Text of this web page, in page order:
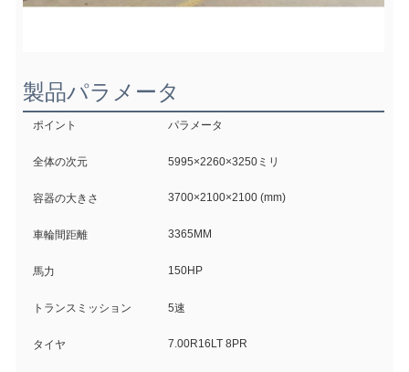
製品パラメータ
ポイント パラメータ
全体の次元 5995×2260×3250ミリ
容器の大きさ 3700×2100×2100 (mm)
車輪間距離 3365MM
馬力 150HP
トランスミッション 5速
タイヤ 7.00R16LT 8PR